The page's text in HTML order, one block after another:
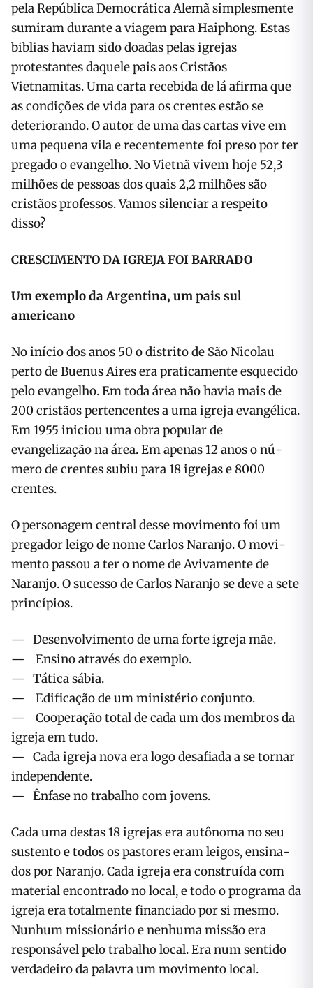
pela República Democrática Alemã simplesmente
sumiram durante a viagem para Haiphong. Estas
biblias haviam sido doadas pelas igrejas
protestantes daquele pais aos Cristã­os
Vietnamitas. Uma carta recebida de lá afirma que
as condições de vida para os crentes estão se
deteriorando. O autor de uma das cartas vive em
uma pequena vila e recentemente foi preso por ter
pregado o evangelho. No Vietnã vivem hoje 52,3
milhões de pessoas dos quais 2,2 milhões são
cristãos professos. Vamos silenciar a respeito
disso?
CRESCIMENTO DA IGREJA FOI BARRADO
Um exemplo da Argentina, um pais sul
americano
No início dos anos 50 o distrito de São Nicolau
perto de Buenus Aires era praticamente esqueci­do
pelo evangelho. Em toda área não havia mais de
200 cristãos pertencentes a uma igreja evan­gélica.
Em 1955 iniciou uma obra popular de
evangelização na área. Em apenas 12 anos o nú­
mero de crentes subiu para 18 igrejas e 8000
crentes.
O personagem central desse movimento foi um
pregador leigo de nome Carlos Naranjo. O movi­
mento passou a ter o nome de Avivamente de
Naranjo. O sucesso de Carlos Naranjo se deve a sete
princípios.
— Desenvolvimento de uma forte igreja mãe.
— Ensino através do exemplo.
— Tática sábia.
— Edificação de um ministério conjunto.
— Cooperação total de cada um dos membros da
igreja em tudo.
— Cada igreja nova era logo desafiada a se tor­nar
independente.
— Ênfase no trabalho com jovens.
Cada uma destas 18 igrejas era autônoma no seu
sustento e todos os pastores eram leigos, ensina­
dos por Naranjo. Cada igreja era construída com
material encontrado no local, e todo o programa da
igreja era totalmente financiado por si mesmo.
Nunhum missionário e nenhuma missão era
responsável pelo trabalho local. Era num sen­tido
verdadeiro da palavra um movimento local.